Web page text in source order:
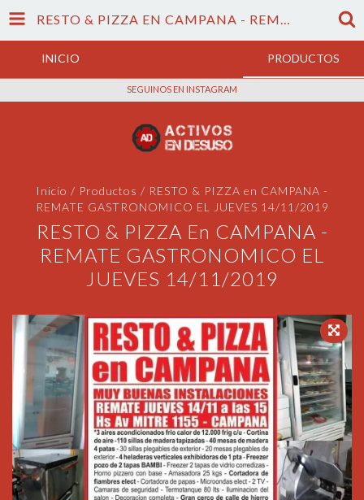
RESTO & PIZZA EN CAMPANA - REMATE GASTRONOMICO EL JUEVES 14/11/2019
INICIO PRODUCTOS
SEGUINOS EN INSTAGRAM
Inicio / Productos / RESTO & PIZZA en CAMPANA -
REMATE GASTRONOMICO EL JUEVES 14/11/2019
RESTO & PIZZA En CAMPANA -
REMATE GASTRONOMICO EL
JUEVES 14/11/2019